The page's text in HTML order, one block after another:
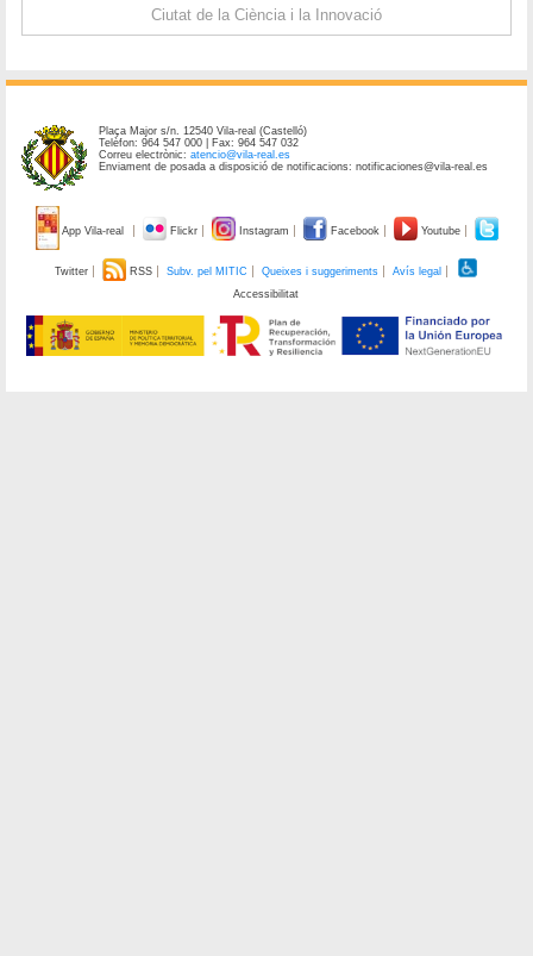
Ciutat de la Ciència i la Innovació
Plaça Major s/n. 12540 Vila-real (Castelló)
Telèfon: 964 547 000 | Fax: 964 547 032
Correu electrònic:atencio@vila-real.es
Enviament de posada a disposició de notificacions: notificaciones@vila-real.es
App Vila-real Flickr Instagram Facebook Youtube
Twitter RSS Subv. pel MITIC Queixes i suggeriments
Avís legal
Accessibilitat